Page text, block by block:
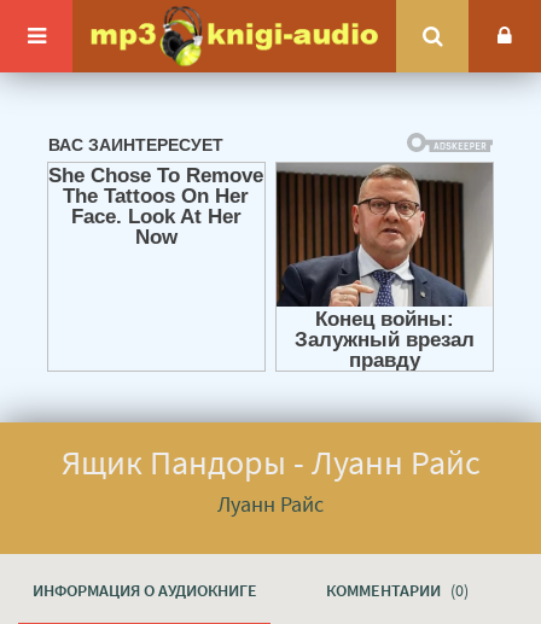
Ящик Пандоры - Луанн Райс
Луанн Райс
ИНФОРМАЦИЯ О АУДИОКНИГЕ КОММЕНТАРИИ (0)